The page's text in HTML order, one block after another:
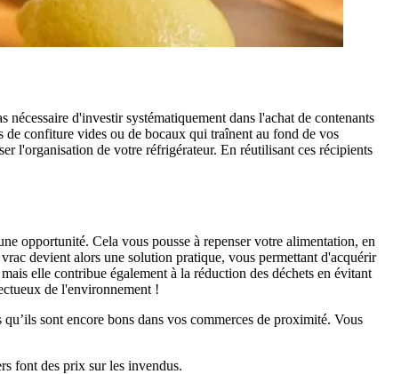
d'investir systématiquement dans l'achat de contenants
de confiture vides ou de bocaux qui traînent au fond de vos
l'organisation de votre réfrigérateur. En réutilisant ces récipients
opportunité. Cela vous pousse à repenser votre alimentation, en
devient alors une solution pratique, vous permettant d'acquérir
elle contribue également à la réduction des déchets en évitant
de l'environnement !
sont encore bons dans vos commerces de proximité. Vous
font des prix sur les invendus.